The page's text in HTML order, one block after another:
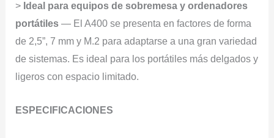
> Ideal para equipos de sobremesa y ordenadores
portátiles— El A400 se presenta en factores de forma
de 2,5”, 7 mm y M.2 para adaptarse a una gran variedad
de sistemas. Es ideal para los portátiles más delgados y
ligeros con espacio limitado.
ESPECIFICACIONES